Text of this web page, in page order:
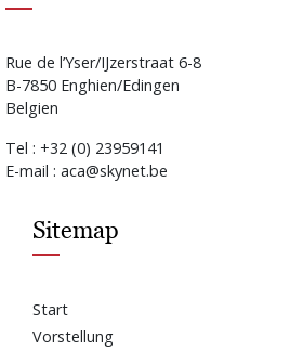
Rue de l’Yser/IJzerstraat 6-8
B-7850 Enghien/Edingen
Belgien
Tel : +32 (0) 23959141
E-mail : aca@skynet.be
Sitemap
Start
Vorstellung